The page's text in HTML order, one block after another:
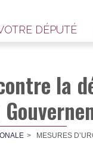
DÉPUTÉ
la
MESURES